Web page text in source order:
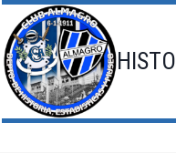
Saltar
al
contenido